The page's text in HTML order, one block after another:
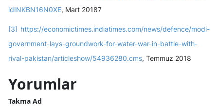
idINKBN16N0XE, Mart 20187
[3] https://economictimes.indiatimes.com/news/defence/modi-
government-lays-groundwork-for-water-war-in-battle-with-
rival-pakistan/articleshow/54936280.cms, Temmuz 2018
Yorumlar
Takma Ad